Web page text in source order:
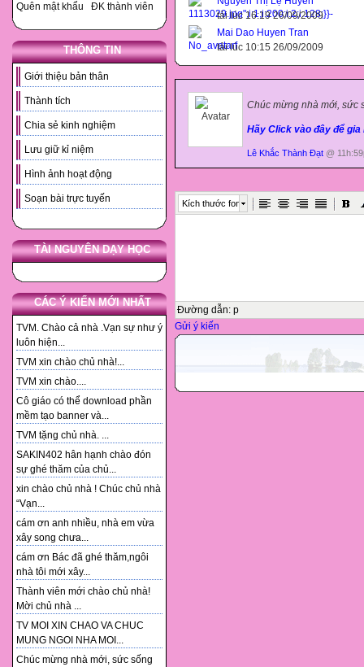
Quên mật khẩu ĐK thành viên
THÔNG TIN
Giới thiệu bản thân
Thành tích
Chia sẻ kinh nghiệm
Lưu giữ kỉ niệm
Hình ảnh hoạt động
Soạn bài trực tuyến
TÀI NGUYÊN DẠY HỌC
CÁC Ý KIẾN MỚI NHẤT
TVM. Chào cả nhà .Vạn sự như ý
luôn hiện...
TVM xin chào chủ nhà!...
TVM xin chào....
Cô giáo có thể download phần
mềm tạo banner và...
TVM tặng chủ nhà. ...
SAKIN402 hân hạnh chào đón
sự ghé thăm của chủ...
xin chào chủ nhà ! Chúc chủ nhà
“Vạn...
cám ơn anh nhiều, nhà em vừa
xây song chưa...
cám ơn Bác đã ghé thăm,ngôi
nhà tôi mới xây...
Thành viên mới chào chủ nhà!
Mời chủ nhà ...
TV MOI XIN CHAO VA CHUC
MUNG NGOI NHA MOI...
Chúc mừng nhà mới, sức sống
tải lúc 16:19 26/09/2009
Mai Dao Huyen Tran
tải lúc 10:15 26/09/2009
Chúc mừng nhà mới, sức
Hãy Click vào đây để gia
Lê Khắc Thành Đạt @
Kích thước font
Đường dẫn: p
Gửi ý kiến